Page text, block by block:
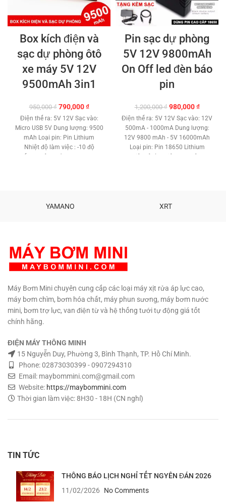
Box kích điện và
sạc dự phòng ôtô
xe máy 5V 12V
9500mAh 3in1
950,000₫ Giá
gốc
là:
950,000 ₫.
790,000₫Giá
hiện
tại
790,000 ₫.
Điện thế ra: 5V 12V Sạc vào:
Micro USB 5V Dung lượng: 9500
mAh Loại pin: Pin Lithium
Nhiệt độ làm việc : -10 độ
kẹp bình ác quy 4.0. Chất liệu:
Pin sạc dự phòng
5V 12V 9800mAh
On Off led đèn báo
pin
1,200,000₫ Giá
gốc
là:
1,200,000 ₫.
980,000₫Giá
hiện
tại
là:
Điện thế ra: 5V 12V Sạc vào: 12V
500mA - 1000mA Dung lượng:
12V 9800 mAh - 5V 16000mAh
Loại pin: Pin 18650 Lithium
DC Trọng lượng: 520g Bảo hành:
YAMANO XRT
Máy Bơm Mini chuyên cung cấp các loại máy xịt rửa áp lực cao,
máy bơm chìm, bơm hóa chất, máy phun sương, máy bơm nước
mini, bơm trợ lực, van điện từ và hệ thống tưới tự động giá tốt
chính hãng.
ĐIỆN MÁY THÔNG MINH
15 Nguyễn Duy, Phường 3, Bình Thạnh, TP. Hồ Chí Minh.
Phone: 02873030399 - 0907294310
Email: maybommini.com@gmail.com
Website: https://maybommini.com
Thời gian làm việc: 8H30 - 18H (CN nghỉ)
TIN TỨC
THÔNG BÁO LỊCH NGHỈ TẾT NGYÊN ĐÁN 2026
11/02/2026
No Comments